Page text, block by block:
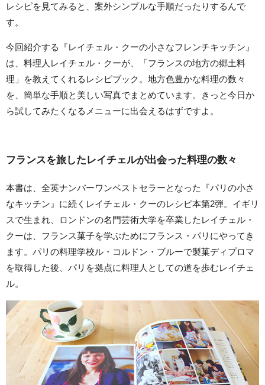
レシピを見てみると、案外シンプルな手順だったりするんで
す。
今回紹介する『レイチェル・クーの小さなフレンチキッチン』
は、料理人レイチェル・クーが、「フランスの地方の郷土料
理」を教えてくれるレシピブック。地方色豊かな料理の数々
を、簡単な手順と美しい写真でまとめています。きっと今日か
ら試してみたくなるメニューに出会えるはずですよ。
フランスを旅したレイチェルが出会った料理の数々
本書は、全英ナンバーワンベストセラーとなった『パリの小さ
なキッチン』に続くレイチェル・クーのレシピ本第2弾。イギリ
スで生まれ、ロンドンの名門芸術大学を卒業したレイチェル・
クーは、フランス菓子を学ぶためにフランス・パリにやってき
ます。パリの料理学校ル・コルドン・ブルーで製菓ディプロマ
を取得した後、パリを拠点に料理人としての道を歩むレイチェ
ル。